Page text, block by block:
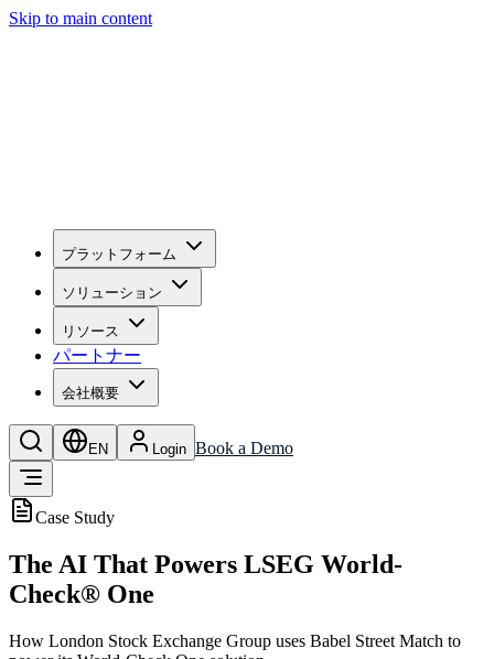
Skip to main content
プラットフォーム
ソリューション
リソース
パートナー
会社概要
EN Login Book a Demo
Case Study
The AI That Powers LSEG World-
Check® One
How London Stock Exchange Group uses Babel Street Match to